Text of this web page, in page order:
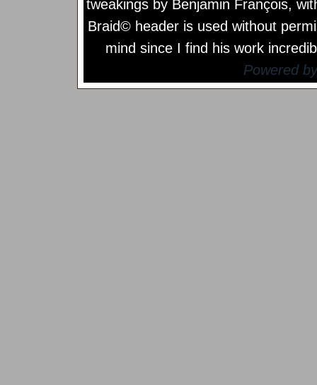
tweakings by Benjamin François,
Braid© header is used without
mind since I find his work
Powered